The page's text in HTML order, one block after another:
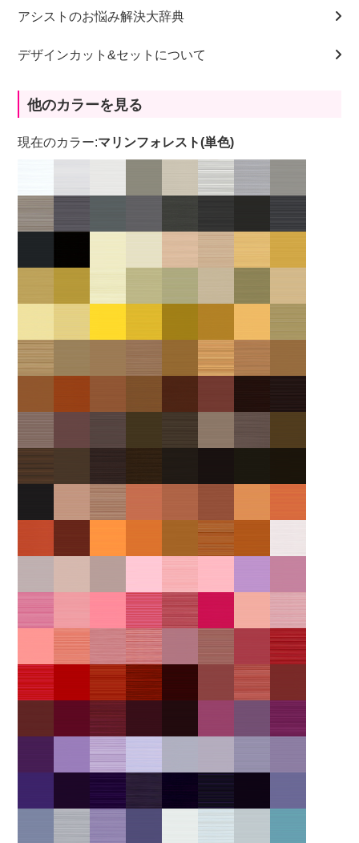
アシストのお悩み解決大辞典
デザインカット&セットについて
他のカラーを見る
現在のカラー:マリンフォレスト(単色)